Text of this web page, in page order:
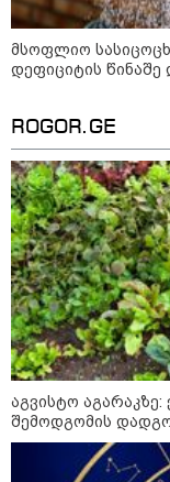
მსოფლიო
დეფიციტის წინაშე
ROGOR.GE
აგვისტო
შემოდგომის